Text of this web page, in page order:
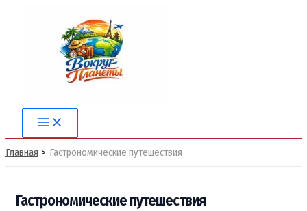
содержимому
Main
Menu
Главная Гастрономические путешествия
Гастрономические путешествия